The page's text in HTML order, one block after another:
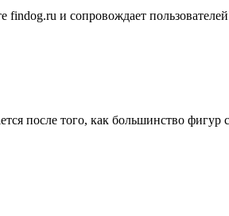
и сопровождает
после того, как большинство